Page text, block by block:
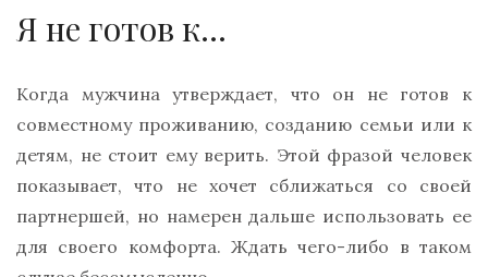
Я не готов к…
Когда мужчина утверждает, что он не готов к
совместному проживанию, созданию семьи или к
детям, не стоит ему верить. Этой фразой человек
показывает, что не хочет сближаться со своей
партнершей, но намерен дальше использовать ее
для своего комфорта. Ждать чего-либо в таком